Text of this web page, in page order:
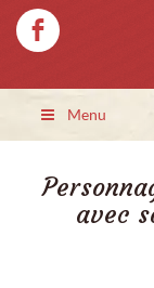
Menu
avec